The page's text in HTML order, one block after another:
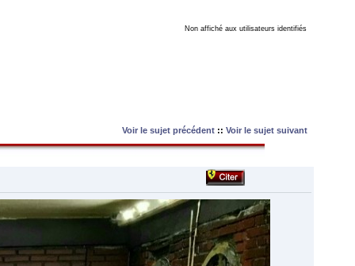
Non affiché aux utilisateurs identifiés
Voir le sujet précédent:: Voir le sujet suivant